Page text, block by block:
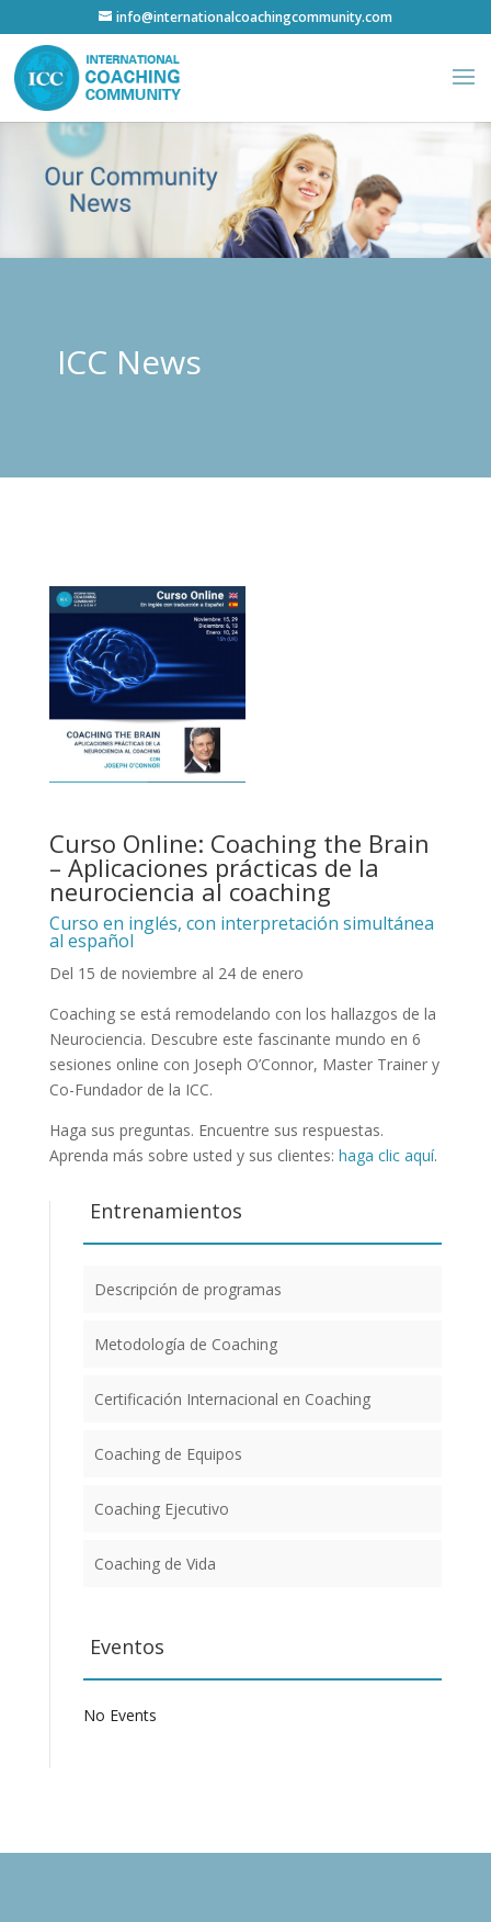
info@internationalcoachingcommunity.com
ICC News
Curso Online: Coaching the Brain
– Aplicaciones prácticas de la
neurociencia al coaching
Curso en inglés, con interpretación simultánea
al español
Del 15 de noviembre al 24 de enero
Coaching se está remodelando con los hallazgos de la
Neurociencia. Descubre este fascinante mundo en 6
sesiones online con Joseph O’Connor, Master Trainer y
Co-Fundador de la ICC.
Haga sus preguntas. Encuentre sus respuestas.
Aprenda más sobre usted y sus clientes: haga clic aquí.
Entrenamientos
Descripción de programas
Metodología de Coaching
Certificación Internacional en Coaching
Coaching de Equipos
Coaching Ejecutivo
Coaching de Vida
Eventos
No Events